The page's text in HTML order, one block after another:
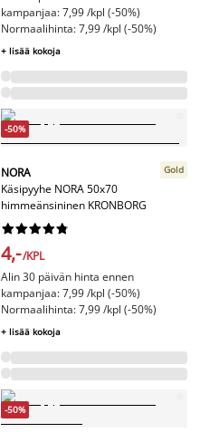
kampanjaa: 7,99 /kpl (-50%)
Normaalihinta: 7,99 /kpl (-50%)
+ lisää kokoja
-50%
NORA
Käsipyyhe NORA 50x70
himmeänsininen KRONBORG
Gold






4,-/KPL
Alin 30 päivän hinta ennen
kampanjaa: 7,99 /kpl (-50%)
Normaalihinta: 7,99 /kpl (-50%)
+ lisää kokoja
-50%